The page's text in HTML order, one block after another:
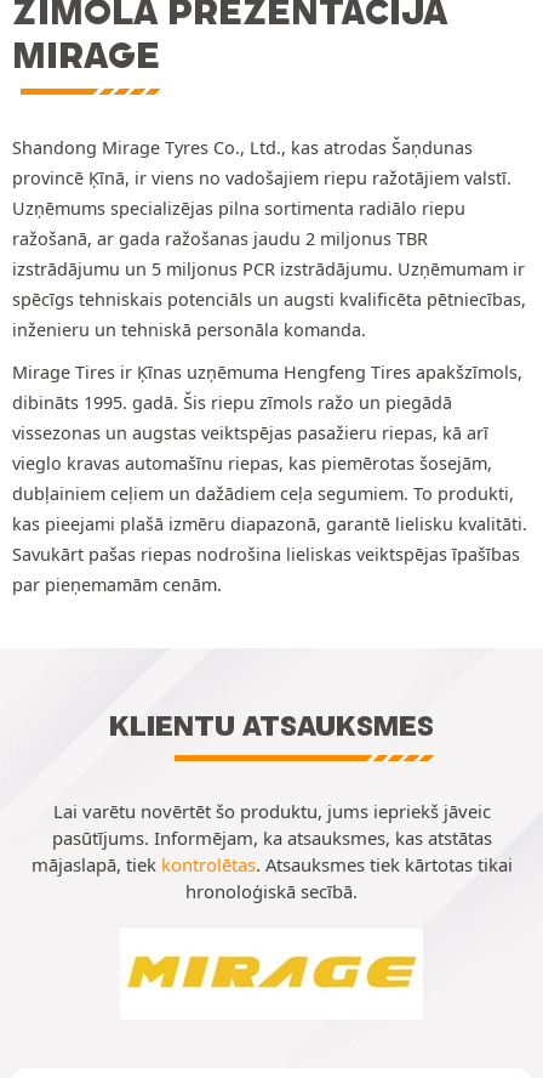
ZĪMOLA PREZENTĀCIJA
MIRAGE
Shandong Mirage Tyres Co., Ltd., kas atrodas Šaņdunas
provincē Ķīnā, ir viens no vadošajiem riepu ražotājiem valstī.
Uzņēmums specializējas pilna sortimenta radiālo riepu
ražošanā, ar gada ražošanas jaudu 2 miljonus TBR
izstrādājumu un 5 miljonus PCR izstrādājumu. Uzņēmumam ir
spēcīgs tehniskais potenciāls un augsti kvalificēta pētniecības,
inženieru un tehniskā personāla komanda.
Mirage Tires ir Ķīnas uzņēmuma Hengfeng Tires apakšzīmols,
dibināts 1995. gadā. Šis riepu zīmols ražo un piegādā
vissezonas un augstas veiktspējas pasažieru riepas, kā arī
vieglo kravas automašīnu riepas, kas piemērotas šosejām,
dubļainiem ceļiem un dažādiem ceļa segumiem. To produkti,
kas pieejami plašā izmēru diapazonā, garantē lielisku kvalitāti.
Savukārt pašas riepas nodrošina lieliskas veiktspējas īpašības
par pieņemamām cenām.
KLIENTU ATSAUKSMES
Lai varētu novērtēt šo produktu, jums iepriekš jāveic
pasūtījums. Informējam, ka atsauksmes, kas atstātas
mājaslapā, tiek kontrolētas. Atsauksmes tiek kārtotas tikai
hronoloģiskā secībā.